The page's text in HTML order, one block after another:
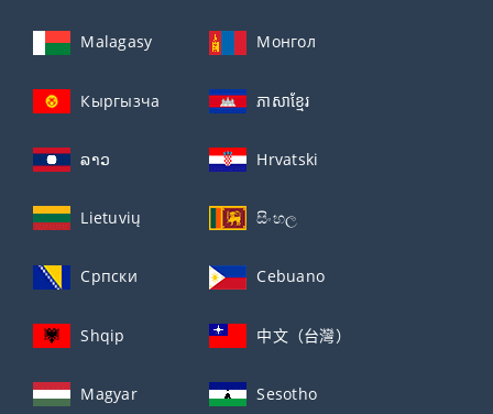
Malagasy Монгол
Кыргызча ភាសាខ្មែរ
ລາວ Hrvatski
Lietuvių සිංහල
Српски Cebuano
Shqip 中文（台灣）
Magyar Sesotho